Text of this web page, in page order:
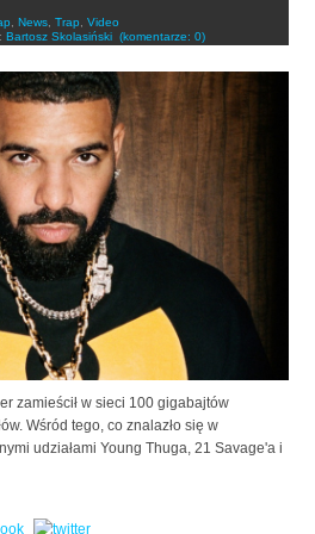
News Trap
Video
Bartosz Skolasiński (komentarze: 0)
zamieścił w sieci 100 gigabajtów
Wśród tego, co znalazło się w
udziałami Young Thuga, 21 Savage'a i